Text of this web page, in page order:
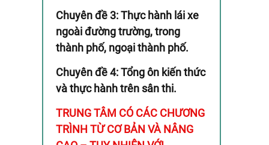
Chuyên đề 3: Thực hành lái xe
ngoài đường trường, trong
thành phố, ngoại thành phố.
Chuyên đề 4: Tổng ôn kiến thức
và thực hành trên sân thi.
TRUNG TÂM CÓ CÁC CHƯƠNG
TRÌNH TỪ CƠ BẢN VÀ NÂNG